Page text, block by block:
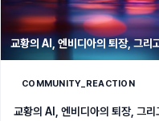
교황의 AI, 엔비디아의 퇴장, 그리
COMMUNITY_REACTION
교황의 AI, 엔비디아의 퇴장, 그